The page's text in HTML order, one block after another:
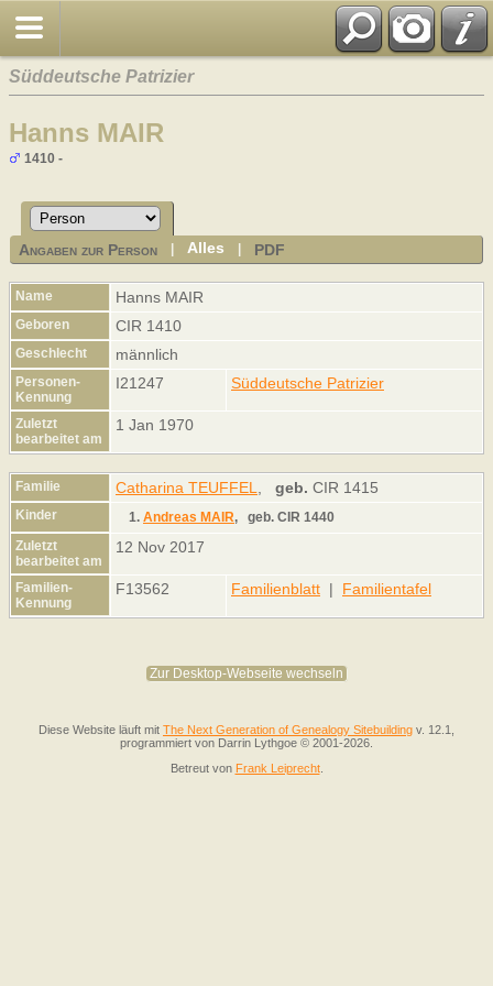
Süddeutsche Patrizier
Hanns MAIR
1410 -
Angaben zur Person |Alles PDF
Name Hanns MAIR
Geboren CIR 1410
Geschlecht männlich
Personen-
Kennung
I21247 Süddeutsche Patrizier
Zuletzt
bearbeitet am
1 Jan 1970
Familie Catharina TEUFFEL geb. CIR 1415
Kinder 1. Andreas MAIR, geb. CIR 1440
Zuletzt
bearbeitet am
12 Nov 2017
Familien-
Kennung
F13562 Familienblatt | Familientafel
Zur Desktop-Webseite wechseln
Diese Website läuft mit The Next Generation of Genealogy Sitebuilding v. 12.1,
programmiert von Darrin Lythgoe © 2001-2026.
Betreut von Frank Leiprecht.